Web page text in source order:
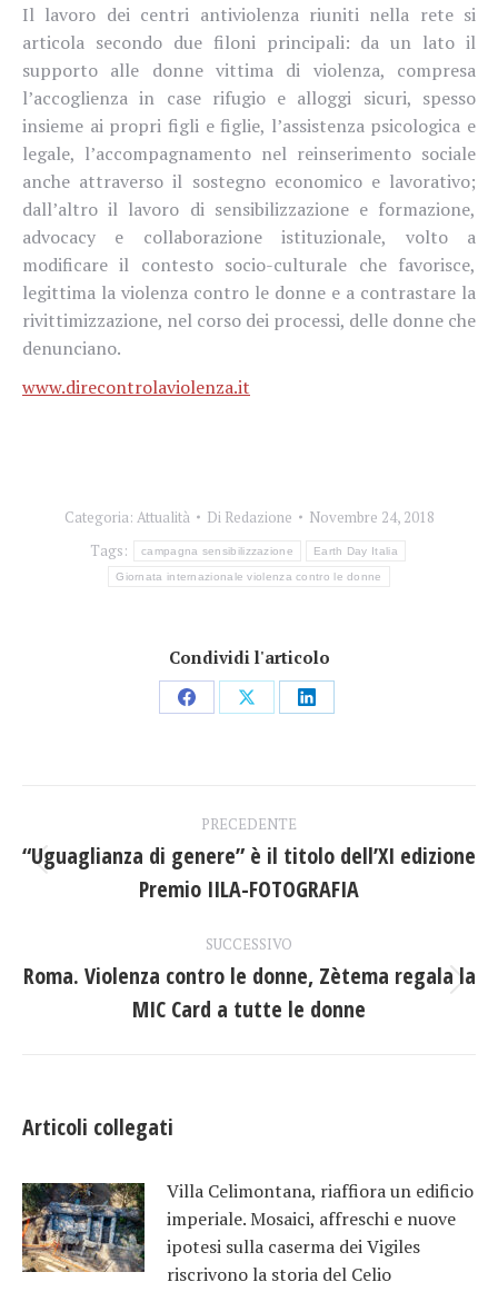
Il lavoro dei centri antiviolenza riuniti nella rete si
articola secondo due filoni principali: da un lato il
supporto alle donne vittima di violenza, compresa
l’accoglienza in case rifugio e alloggi sicuri, spesso
insieme ai propri figli e figlie, l’assistenza psicologica e
legale, l’accompagnamento nel reinserimento sociale
anche attraverso il sostegno economico e lavorativo;
dall’altro il lavoro di sensibilizzazione e formazione,
advocacy e collaborazione istituzionale, volto a
modificare il contesto socio-culturale che favorisce,
legittima la violenza contro le donne e a contrastare la
rivittimizzazione, nel corso dei processi, delle donne che
denunciano.
www.direcontrolaviolenza.it
Categoria: Attualità Di Redazione
Novembre 24, 2018
Tags:
campagna sensibilizzazione Earth Day Italia
Giornata internazionale violenza contro le donne
Condividi l'articolo
CondividiCondividiCondividi
tra
post
PRECEDENTE
Post
precedente:
“Uguaglianza di genere” è il titolo dell’XI edizione
Premio IILA-FOTOGRAFIA
SUCCESSIVO
Prossimo
post:
Roma. Violenza contro le donne, Zètema regala la
MIC Card a tutte le donne
Articoli collegati
Villa Celimontana, riaffiora un edificio
imperiale. Mosaici, affreschi e nuove
ipotesi sulla caserma dei Vigiles
riscrivono la storia del Celio